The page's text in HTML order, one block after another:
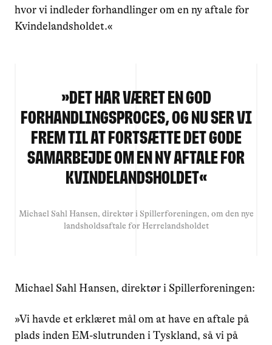
hvor vi indleder forhandlinger om en ny aftale for
Kvindelandsholdet.«
»Det har været en god
forhandlingsproces, og nu ser vi
frem til at fortsætte det gode
samarbejde om en ny aftale for
Kvindelandsholdet«
Michael Sahl Hansen, direktør i Spillerforeningen, om den nye
landsholdsaftale for Herrelandsholdet
Michael Sahl Hansen, direktør i Spillerforeningen:
»Vi havde et erklæret mål om at have en aftale på
plads inden EM-slutrunden i Tyskland, så vi på